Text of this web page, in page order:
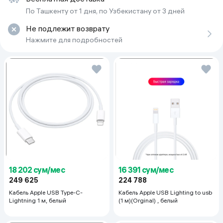
Тип матрицы
1"-Type CMOS
12 Мпикс
Число мегапикселей при фотосъемке
Физический размер матрицы
Количество объективов
Цифровой Zoom
4
Угол обзора (диагональ)
120 °
Подключение
Разъемы и интерфейсы
USB-C PD Cable
Поддержка внешних носителей
micro SD
Максимальный объем карты памяти
512 ГБ
По Ташкенту от 1 дня, по Узбекистану от 3 дней
Не подлежит возврату
Нажмите для подробностей
18 202 сум/мес
249 625
Кабель Apple USB Type-C-
Lightning 1 м, белый
16 391 сум/мес
224 788
Кабель Apple USB Lighting to usb
(1 м)(Orginal) , белый